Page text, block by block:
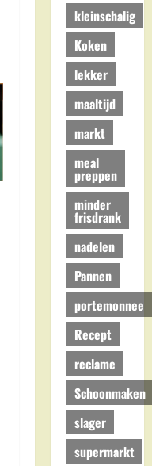
kleinschalig
Koken
lekker
maaltijd
markt
meal
preppen
minder
frisdrank
nadelen
Pannen
portemonnee
Recept
reclame
Schoonmaken
slager
supermarkt